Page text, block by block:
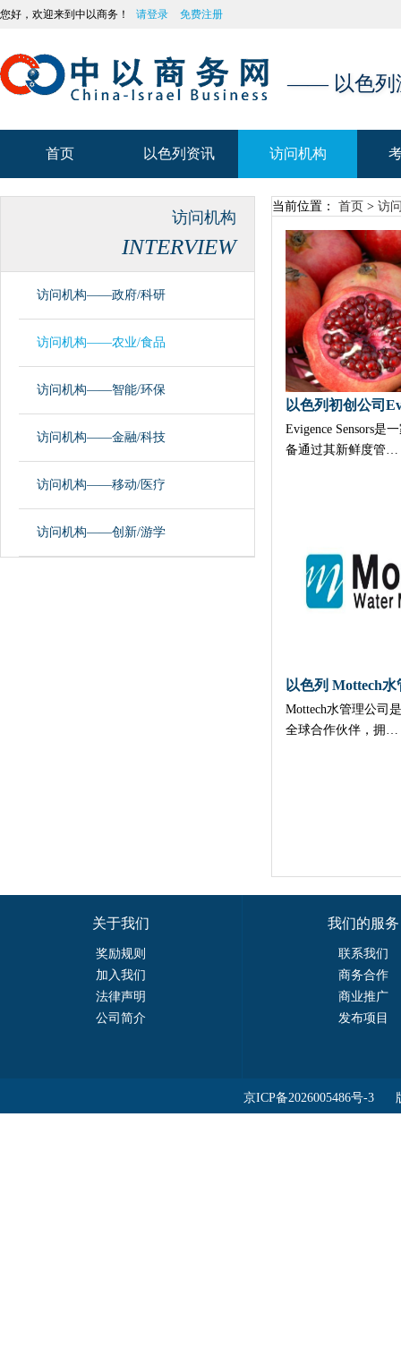
您好，欢迎来到中以商务！ 请登录 免费注册
—— 以色列
首页 以色列资讯 访问机构
访问机构
访问机构
INTERVIEW
访问机构——政府/科研
访问机构——农业/食品
访问机构——智能/环保
访问机构——金融/科技
访问机构——移动/医疗
访问机构——创新/游学
当前位置： 首页 > 访
以色列初创公司
Evigence Sensors是
备通过其新鲜度管…
以色列 Mottech
​Mottech水管理公司
全球合作伙伴，拥…
关于我们
奖励规则
加入我们
法律声明
公司简介
我们的服务
联系我们
商务合作
商业推广
发布项目
京ICP备2026005486号-3